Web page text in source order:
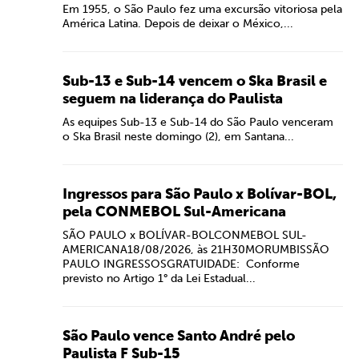
Em 1955, o São Paulo fez uma excursão vitoriosa pela
América Latina. Depois de deixar o México,...
Sub-13 e Sub-14 vencem o Ska Brasil e
seguem na liderança do Paulista
As equipes Sub-13 e Sub-14 do São Paulo venceram
o Ska Brasil neste domingo (2), em Santana...
Ingressos para São Paulo x Bolívar-BOL,
pela CONMEBOL Sul-Americana
SÃO PAULO x BOLÍVAR-BOLCONMEBOL SUL-
AMERICANA18/08/2026, às 21H30MORUMBISSÃO
PAULO INGRESSOSGRATUIDADE: Conforme
previsto no Artigo 1° da Lei Estadual...
São Paulo vence Santo André pelo
Paulista F Sub-15